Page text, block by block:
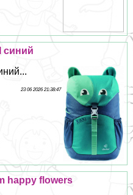
синий
23 06 2026 21:38:47
happy flowers